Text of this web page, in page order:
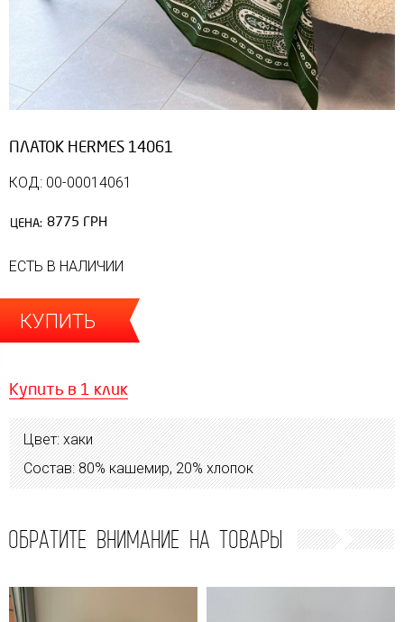
ПЛАТОК HERMES 14061
КОД: 00-00014061
ЦЕНА: 8775 ГРН
ЕСТЬ В НАЛИЧИИ
КУПИТЬ
Купить в 1 клик
Цвет: хаки
Состав: 80% кашемир, 20% хлопок
ОБРАТИТЕ ВНИМАНИЕ НА ТОВАРЫ